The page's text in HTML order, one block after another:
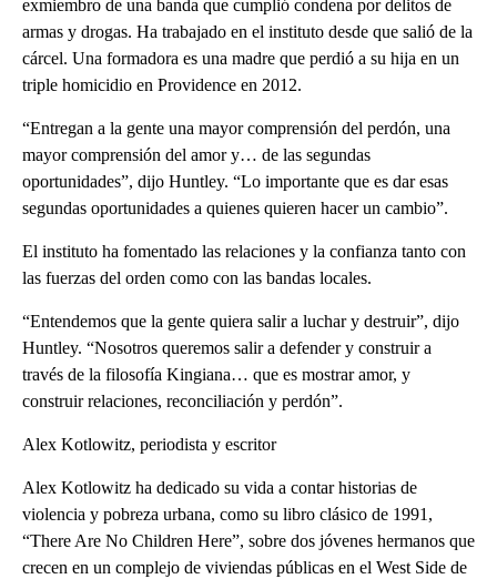
exmiembro de una banda que cumplió condena por delitos de
armas y drogas. Ha trabajado en el instituto desde que salió de la
cárcel. Una formadora es una madre que perdió a su hija en un
triple homicidio en Providence en 2012.
“Entregan a la gente una mayor comprensión del perdón, una
mayor comprensión del amor y… de las segundas
oportunidades”, dijo Huntley. “Lo importante que es dar esas
segundas oportunidades a quienes quieren hacer un cambio”.
El instituto ha fomentado las relaciones y la confianza tanto con
las fuerzas del orden como con las bandas locales.
“Entendemos que la gente quiera salir a luchar y destruir”, dijo
Huntley. “Nosotros queremos salir a defender y construir a
través de la filosofía Kingiana… que es mostrar amor, y
construir relaciones, reconciliación y perdón”.
Alex Kotlowitz, periodista y escritor
Alex Kotlowitz ha dedicado su vida a contar historias de
violencia y pobreza urbana, como su libro clásico de 1991,
“There Are No Children Here”, sobre dos jóvenes hermanos que
crecen en un complejo de viviendas públicas en el West Side de